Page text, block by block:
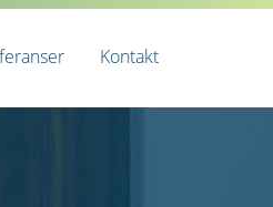
Kontakt